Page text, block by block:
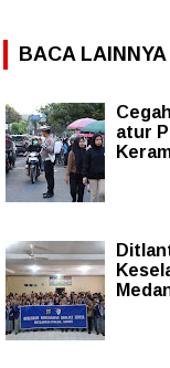
BACA LAINNYA
atur